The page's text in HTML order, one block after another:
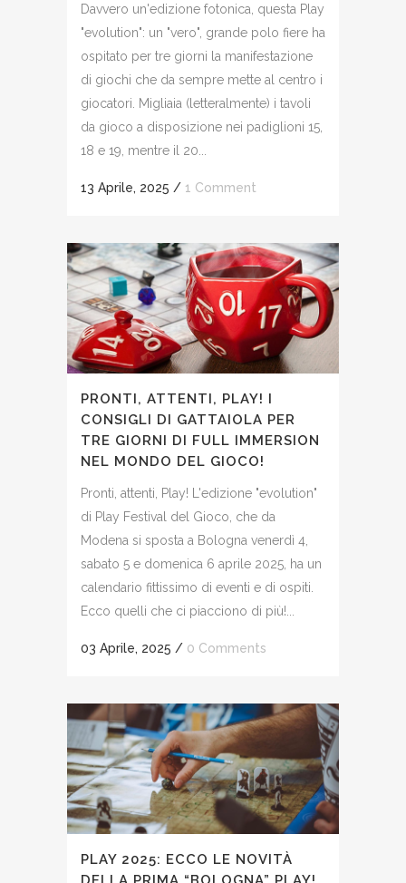
Davvero un'edizione fotonica, questa Play
"evolution": un "vero", grande polo fiere ha
ospitato per tre giorni la manifestazione
di giochi che da sempre mette al centro i
giocatori. Migliaia (letteralmente) i tavoli
da gioco a disposizione nei padiglioni 15,
18 e 19, mentre il 20...
13 Aprile, 2025 / 1 Comment
PRONTI, ATTENTI, PLAY! I
CONSIGLI DI GATTAIOLA PER
TRE GIORNI DI FULL IMMERSION
NEL MONDO DEL GIOCO!
Pronti, attenti, Play! L'edizione "evolution"
di Play Festival del Gioco, che da
Modena si sposta a Bologna venerdì 4,
sabato 5 e domenica 6 aprile 2025, ha un
calendario fittissimo di eventi e di ospiti.
Ecco quelli che ci piacciono di più!...
03 Aprile, 2025 / 0 Comments
PLAY 2025: ECCO LE NOVITÀ